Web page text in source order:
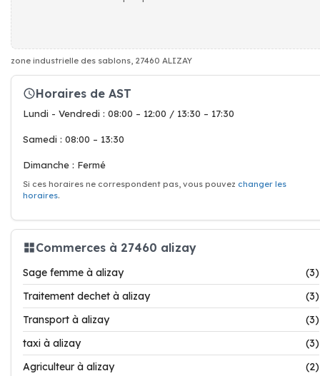
zone industrielle des sablons, 27460 ALIZAY
Horaires de AST
Lundi - Vendredi : 08:00 – 12:00 / 13:30 – 17:30
Samedi : 08:00 – 13:30
Dimanche : Fermé
Si ces horaires ne correspondent pas, vous pouvez changer les
horaires.
Commerces à 27460 alizay
Sage femme à alizay
(3)
Traitement dechet à alizay
(3)
Transport à alizay
(3)
taxi à alizay
(3)
Agriculteur à alizay
(2)